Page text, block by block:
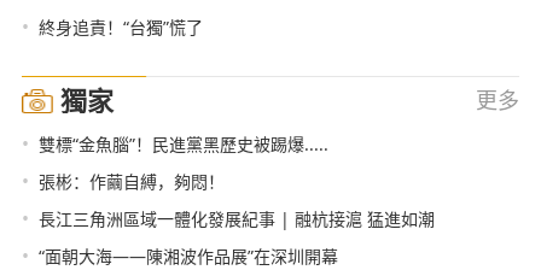
• 終身追責！“台獨”慌了
獨家 更多
• 雙標“金魚腦”！民進黨黑歷史被踢爆.....
• 張彬：作繭自縛，夠悶！
• 長江三角洲區域一體化發展紀事 | 融杭接滬 猛進如潮
• “面朝大海——陳湘波作品展”在深圳開幕